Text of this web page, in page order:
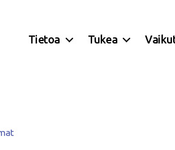
Tietoa Tukea